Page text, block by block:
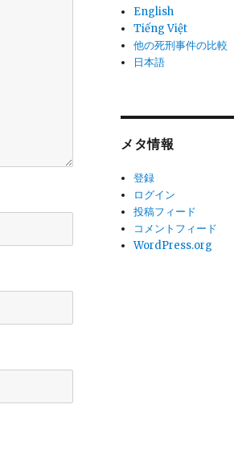
English
Tiếng Việt
他の死刑事件の比較
日本語
メタ情報
登録
ログイン
投稿フィード
コメントフィード
WordPress.org